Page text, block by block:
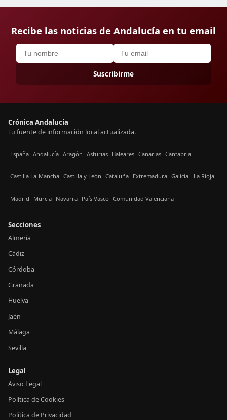
Recibe las noticias de Andalucía en tu email
Suscribirme
Crónica Andalucía
Tu fuente de información local actualizada.
España Andalucía Aragón Asturias Baleares Canarias Cantabria
Castilla La-Mancha Castilla y León Cataluña Extremadura Galicia La Rioja
Madrid Murcia Navarra País Vasco Comunidad Valenciana
Secciones
Almería
Cádiz
Córdoba
Granada
Huelva
Jaén
Málaga
Sevilla
Legal
Aviso Legal
Política de Cookies
Política de Privacidad